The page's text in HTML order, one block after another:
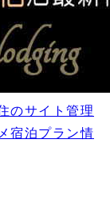
のサイト管理
宿泊プラン情